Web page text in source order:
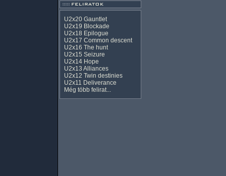
U2x20 Gauntlet
U2x19 Blockade
U2x18 Epilogue
U2x17 Common descent
U2x16 The hunt
U2x15 Seizure
U2x14 Hope
U2x13 Alliances
U2x12 Twin destinies
U2x11 Deliverance
Még több felirat...